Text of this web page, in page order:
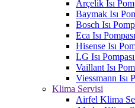
Arçelik Isı
Baymak Isı
Bosch Isı
Eca Isı
Hisense Isı
LG Isı
Vaillant Isı
Viessmann Isı
Klima Servisi
Airfel Klima